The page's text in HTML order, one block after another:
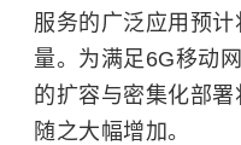
服务的广泛应用预
量。为满足6G移动
的扩容与密集化部
随之大幅增加。